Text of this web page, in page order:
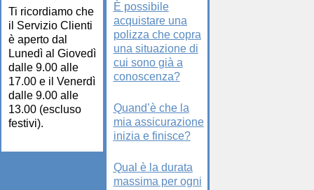
Ti ricordiamo che
il Servizio Clienti
è aperto dal
Lunedì al Giovedì
dalle 9.00 alle
17.00 e il Venerdì
dalle 9.00 alle
13.00 (escluso
festivi).
È possibile
acquistare una
polizza che copra
una situazione di
cui sono già a
conoscenza?
Quand’è che la
mia assicurazione
inizia e finisce?
Qual è la durata
massima per ogni